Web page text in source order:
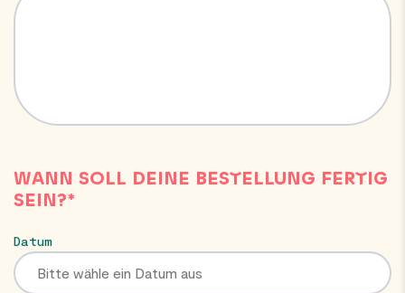
WANN SOLL DEINE BESTELLUNG FERTIG
SEIN?*
Datum